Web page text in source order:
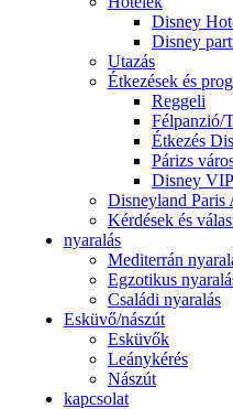
Disney
Disney
Utazás
Étkezések és
Reggeli
Félpanzió/
Étkezés
Párizs
Disney
Disneyland Paris
Kérdések és
nyaralás
Mediterrán
Egzotikus
Családi nyaralás
Esküvő/nászút
Esküvők
Leánykérés
Nászút
kapcsolat